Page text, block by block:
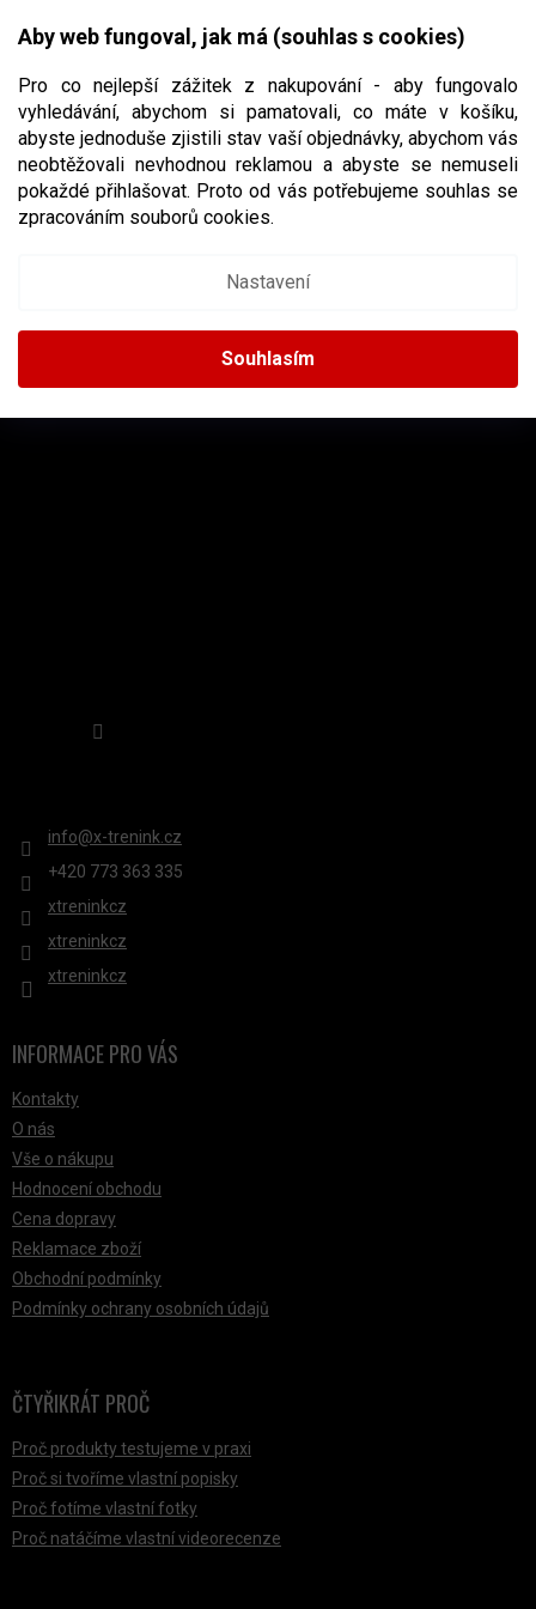
Aby web fungoval, jak má (souhlas s cookies)
Pro co nejlepší zážitek z nakupování - aby fungovalo
vyhledávání, abychom si pamatovali, co máte v košíku,
abyste jednoduše zjistili stav vaší objednávky, abychom vás
neobtěžovali nevhodnou reklamou a abyste se nemuseli
pokaždé přihlašovat. Proto od vás potřebujeme souhlas se
zpracováním souborů cookies.
Nastavení
Souhlasím
CZK
NÁKUPNÍ
BRIAN’S
Brian’snebyly nalezeny...
AINSTAGRAM
info@x-trenink.cz
+420 ‭773 363 335
xtreninkcz
xtreninkcz
xtreninkcz
INFORMACE PRO VÁS
Kontakty
O nás
Vše o nákupu
Hodnocení obchodu
Cena dopravy
Reklamace zboží
Obchodní podmínky
Podmínky ochrany osobních údajů
ČTYŘIKRÁT PROČ
Proč produkty testujeme v praxi
Proč si tvoříme vlastní popisky
Proč fotíme vlastní fotky
Proč natáčíme vlastní videorecenze